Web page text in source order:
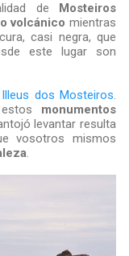
de Mosteiros
volcánico mientras
casi negra, que
este lugar son
Illeus dos Mosteiros.
monumentos
levantar resulta
vosotros mismos
.